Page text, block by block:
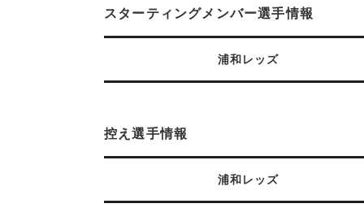
スターティングメンバー選手情報
浦和レッズ
控え選手情報
浦和レッズ